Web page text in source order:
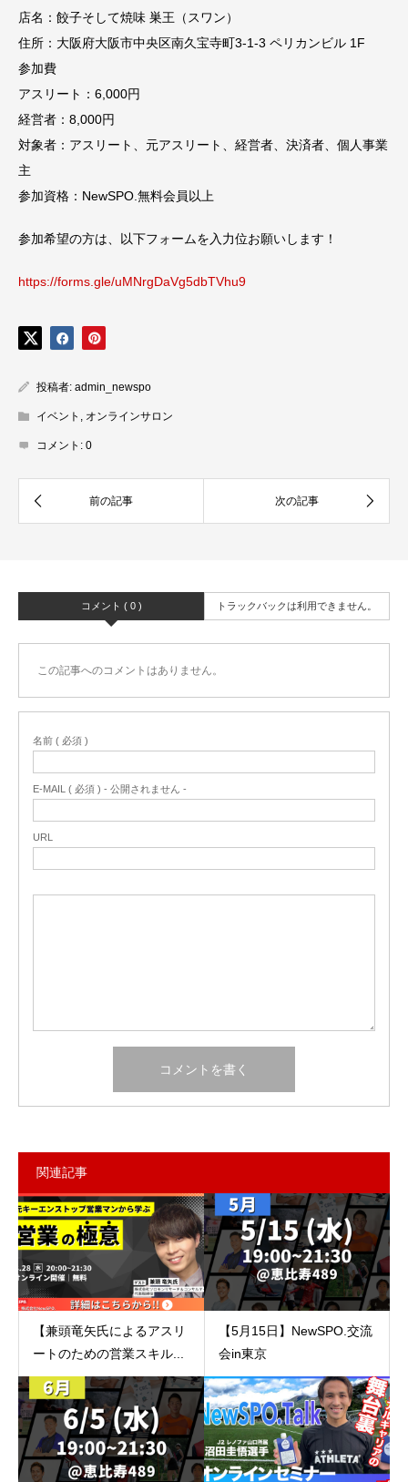
店名：餃子そして焼味 巣王（スワン）
住所：大阪府大阪市中央区南久宝寺町3-1-3 ペリカンビル 1F
参加費
アスリート：6,000円
経営者：8,000円
対象者：アスリート、元アスリート、経営者、決済者、個人事業
主
参加資格：NewSPO.無料会員以上
参加希望の方は、以下フォームを入力位お願いします！
https://forms.gle/uMNrgDaVg5dbTVhu9
投稿者: admin_newspo
イベント オンラインサロン
コメント: 0
コメント ( 0 ) トラックバックは利用できません。
この記事へのコメントはありません。
名前 ( 必須 )
E-MAIL ( 必須 ) - 公開されません -
URL
関連記事
【兼頭竜矢氏によるアスリ
ートのための営業スキル...
【5月15日】NewSPO.交流
会in東京